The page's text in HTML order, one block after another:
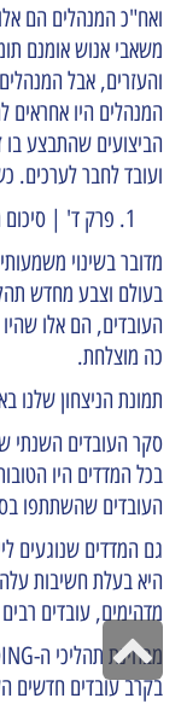
ואח"כ המנהלים הם
משאבי אנוש אומנם
והעזרים, אבל
המנהלים היו אחראים
הביצועים שהתבצע בו
ועובד לחבר לערכים.
פרק ד' | סיכום
מדובר בשינוי
בעולם וצבע מחדש
העובדים, הם אלו
כה מוצלחת.
תמונת הניצחון שלנו
העובדים שהשתתפו
גם המדדים שנוגעים
היא בעלת חשיבות
מדהימים, עובדים